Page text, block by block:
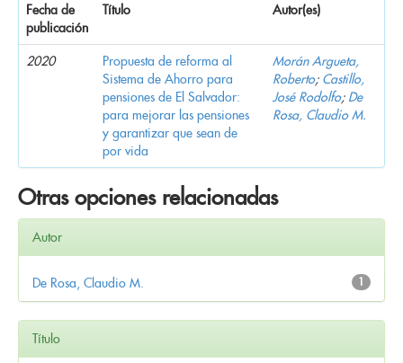
Fecha de
publicación
Título Autor(es)
2020
Propuesta de reforma al
Sistema de Ahorro para
pensiones de El Salvador:
para mejorar las pensiones
y garantizar que sean de
por vida
Morán Argueta,
Roberto; Castillo,
José Rodolfo; De
Rosa, Claudio M.
Otras opciones relacionadas
Autor
1
De Rosa, Claudio M.
Título